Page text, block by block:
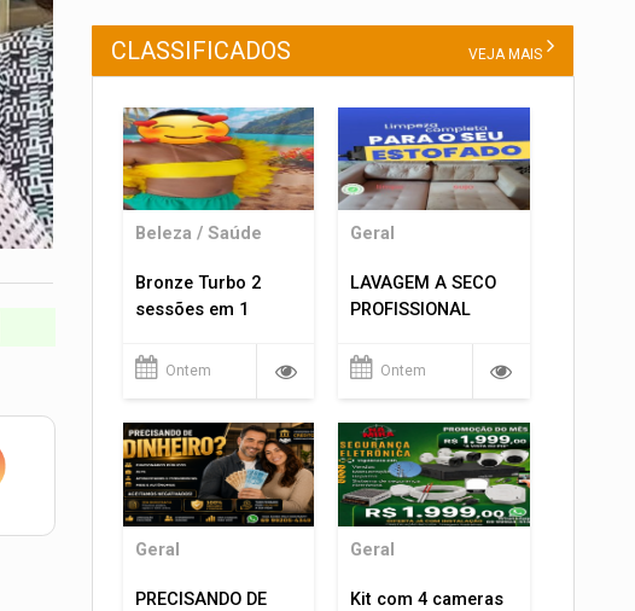
CLASSIFICADOS VEJA MAIS
Beleza / Saúde
Bronze Turbo 2
sessões em 1
Ontem
Geral
LAVAGEM A SECO
PROFISSIONAL
Ontem
Geral
PRECISANDO DE
Geral
Kit com 4 cameras